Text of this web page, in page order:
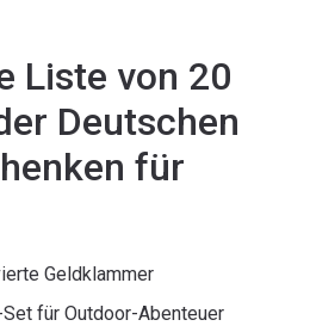
Liste von 20
Deutschen
für
Geldklammer
für Outdoor-Abenteuer